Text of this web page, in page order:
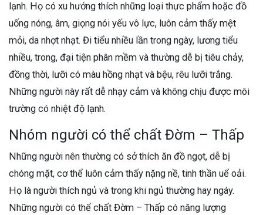
lạnh. Họ có xu hướng thích những loại thực phẩm hoặc đồ
uống nóng, âm, giọng nói yếu vô lực, luôn cảm thấy mệt
mỏi, da nhợt nhạt. Đi tiểu nhiều lần trong ngày, lương tiểu
nhiều, trong, đại tiện phân mềm và thường dễ bị tiêu chảy,
đồng thời, lưỡi có màu hồng nhạt và bệu, rêu lưỡi trắng.
Những người này rất dễ nhạy cảm và không chịu được môi
trường có nhiệt độ lạnh.
Nhóm người có thể chất Đờm – Thấp
Những người nên thường có sở thích ăn đồ ngọt, dễ bị
chóng mặt, cơ thể luôn cảm thấy nặng nề, tinh thần uể oải.
Họ là người thích ngủ và trong khi ngủ thường hay ngáy.
Những người có thể chất Đờm – Thấp có năng lượng